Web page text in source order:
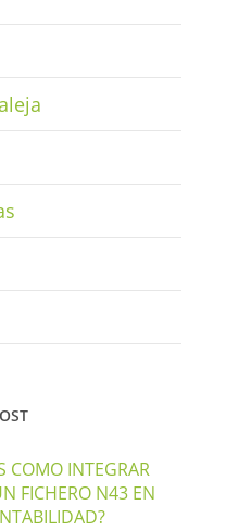
COMO INTEGRAR
FICHERO N43 EN